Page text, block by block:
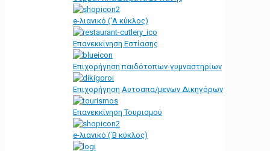
e-λιανικό ('Α κύκλος)
Επανεκκίνηση Εστίασης
Επιχορήγηση παιδότοπων-γυμναστηρίων
Επιχορήγηση Αυτοαπα/μενων Δικηγόρων
Επανεκκίνηση Τουρισμού
e-λιανικό (΄Β κύκλος)